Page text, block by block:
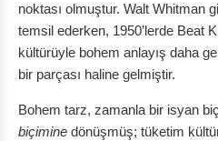
noktası olmuştur. Walt Whitman
temsil ederken, 1950’lerde Beat
kültürüyle bohem anlayış daha
bir parçası haline gelmiştir.
Bohem tarz, zamanla bir isyan
biçimine dönüşmüş; tüketim